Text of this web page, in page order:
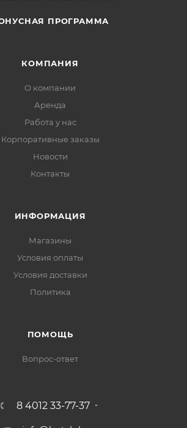
ПРОГРАММА
КОМПАНИЯ
О компании
Аренда
Работа у нас
Корпоративные заказы
Новости
Контакты
ИНФОРМАЦИЯ
Магазины
Условия оплаты
Условия доставки
Политика
ПОМОЩЬ
Вопрос-ответ
8 4012 33-77-37